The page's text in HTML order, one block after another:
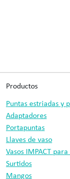
Productos
Puntas estriadas y
Adaptadores
Portapuntas
Llaves de vaso
Vasos IMPACT
Surtidos
Mangos